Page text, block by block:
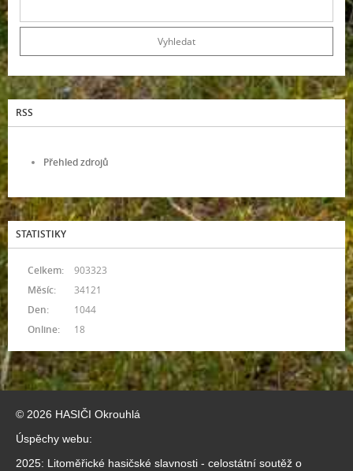
RSS
Přehled zdrojů
STATISTIKY
Online: 18
Celkem:
903323
Měsíc:
34121
Den:
1044
© 2026 HASIČI Okrouhlá
Úspěchy webu:
2025: Litoměřické hasičské slavnosti - celostátní soutěž o